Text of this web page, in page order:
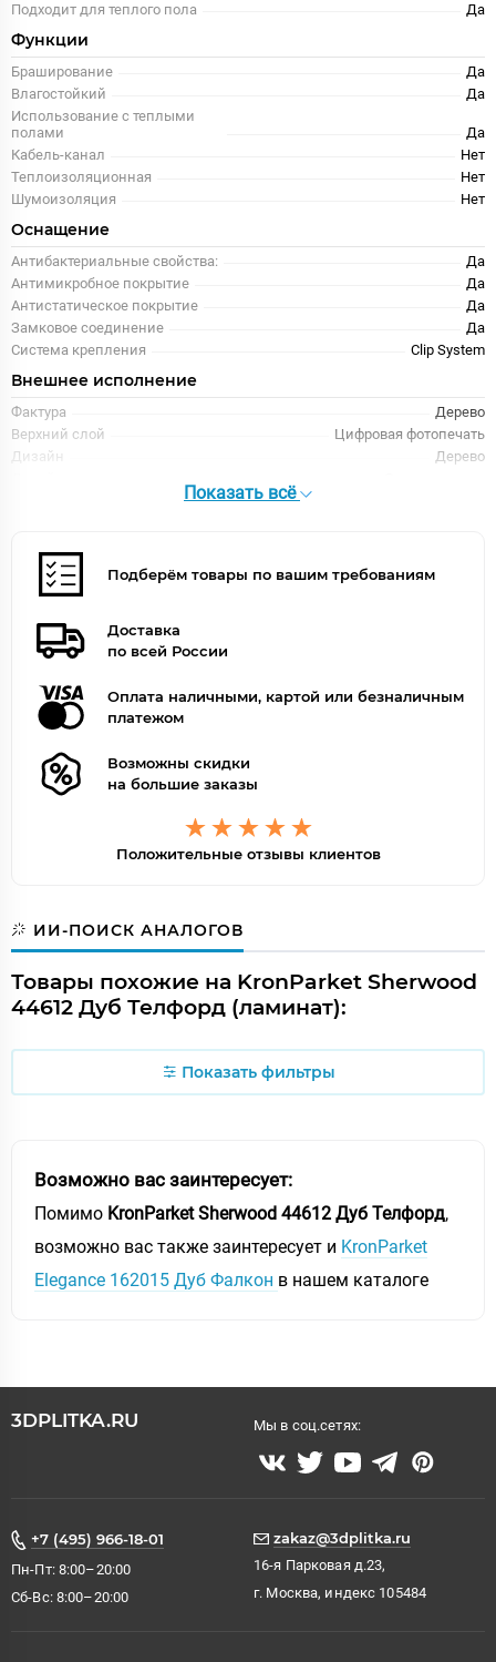
Подходит для теплого пола Да
Функции
Браширование
Да
Влагостойкий
Да
Использование с теплыми
полами
Да
Кабель-канал
Нет
Теплоизоляционная
Нет
Шумоизоляция
Нет
Оснащение
Антибактериальные свойства:
Да
Антимикробное покрытие
Да
Антистатическое покрытие
Да
Замковое соединение
Да
Система крепления
Clip System
Внешнее исполнение
Фактура
Дерево
Верхний слой
Цифровая фотопечать
Дизайн
Дерево
Серо-коричневый
Цветной
Показать всё
Подберём товары по вашим требованиям
Доставка
по всей России
Оплата наличными, картой или безналичным
платежом
Возможны скидки
на большие заказы
Положительные отзывы клиентов
ИИ-ПОИСК АНАЛОГОВ
Товары похожие на KronParket Sherwood
44612 Дуб Телфорд (ламинат):
Показать фильтры
Возможно вас заинтересует:
Помимо KronParket Sherwood 44612 Дуб Телфорд,
возможно вас также заинтересует и KronParket
Elegance 162015 Дуб Фалкон в нашем каталоге
3DPLITKA.RU Мы в соц.сетях:
+7 (495) 966-18-01
Пн-Пт: 8:00–20:00
Сб-Вс: 8:00–20:00
zakaz@3dplitka.ru
16-я Парковая д.23,
г. Москва, индекс 105484